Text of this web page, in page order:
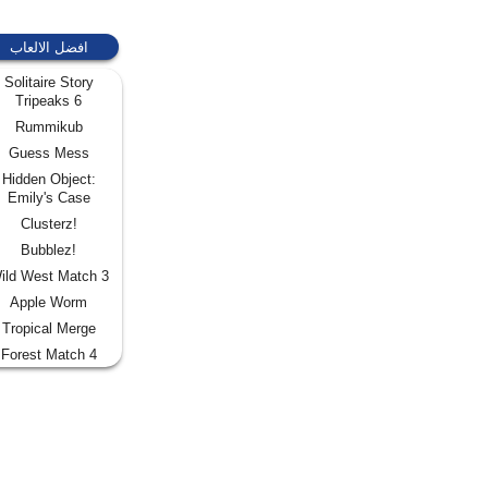
افضل الالعاب
Solitaire Story
Tripeaks 6
Rummikub
Guess Mess
Hidden Object:
Emily's Case
Clusterz!
Bubblez!
West Match 3
Apple Worm
Tropical Merge
Forest Match 4